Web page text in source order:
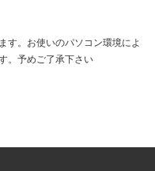
す。お使いのパソコン環境によ
。予めご了承下さい